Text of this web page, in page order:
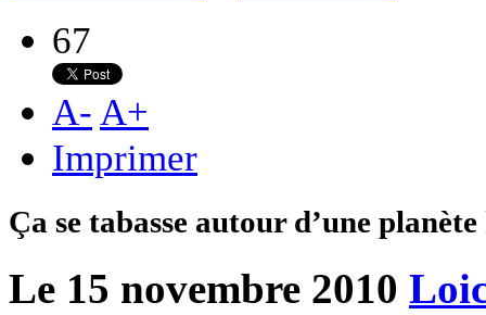
67
A- A+
Imprimer
Ça se tabasse autour d’une
Le 15 novembre 2010